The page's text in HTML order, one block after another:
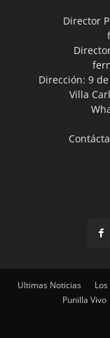
Director
Dirección: 9 de
Villa
Ultimas Noticias
Punilla Vivo